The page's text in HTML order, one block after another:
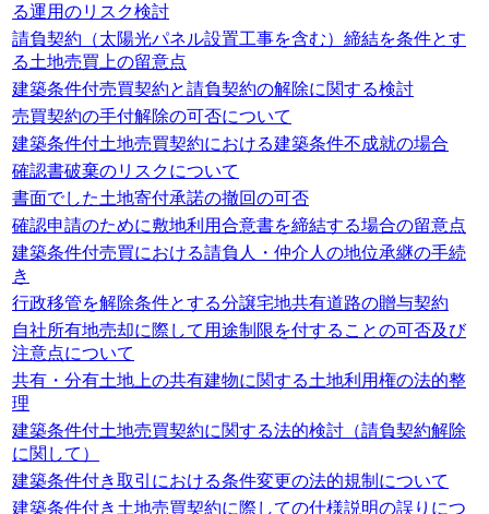
る運用のリスク検討
請負契約（太陽光パネル設置工事を含む）締結を条件とす
る土地売買上の留意点
建築条件付売買契約と請負契約の解除に関する検討
売買契約の手付解除の可否について
建築条件付土地売買契約における建築条件不成就の場合
確認書破棄のリスクについて
書面でした土地寄付承諾の撤回の可否
確認申請のために敷地利用合意書を締結する場合の留意点
建築条件付売買における請負人・仲介人の地位承継の手続
き
行政移管を解除条件とする分譲宅地共有道路の贈与契約
自社所有地売却に際して用途制限を付することの可否及び
注意点について
共有・分有土地上の共有建物に関する土地利用権の法的整
理
建築条件付土地売買契約に関する法的検討（請負契約解除
に関して）
建築条件付き取引における条件変更の法的規制について
建築条件付き土地売買契約に際しての仕様説明の誤りにつ